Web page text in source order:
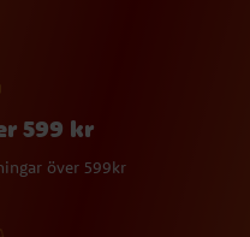
599 kr
över 599kr